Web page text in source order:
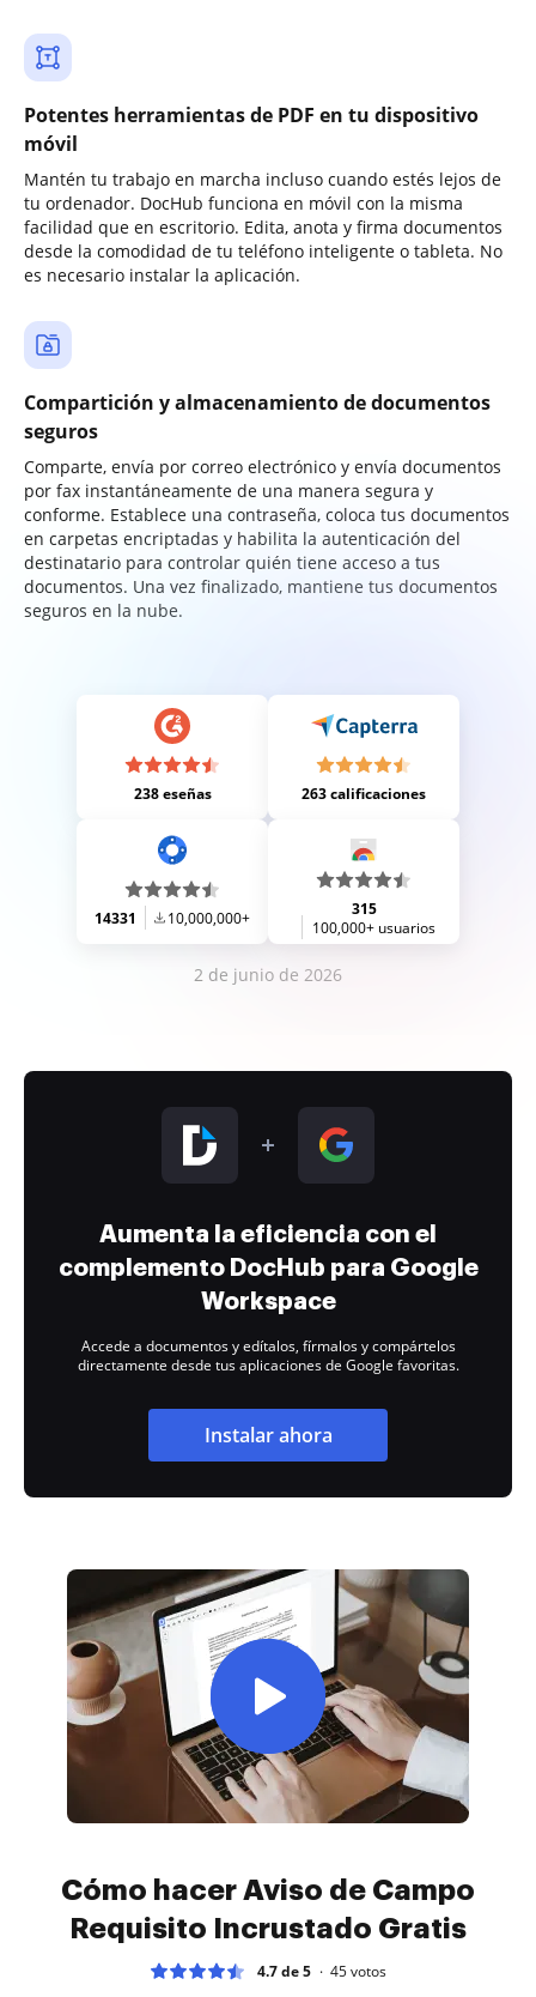
Potentes herramientas de PDF en tu dispositivo
móvil
Mantén tu trabajo en marcha incluso cuando estés lejos de
tu ordenador. DocHub funciona en móvil con la misma
facilidad que en escritorio. Edita, anota y firma documentos
desde la comodidad de tu teléfono inteligente o tableta. No
es necesario instalar la aplicación.
Compartición y almacenamiento de documentos
seguros
Comparte, envía por correo electrónico y envía documentos
por fax instantáneamente de una manera segura y
conforme. Establece una contraseña, coloca tus documentos
en carpetas encriptadas y habilita la autenticación del
destinatario para controlar quién tiene acceso a tus
documentos. Una vez finalizado, mantiene tus documentos
seguros en la nube.
238 eseñas 263 calificaciones
14331 10,000,000+
315
100,000+ usuarios
2 de junio de 2026
Aumenta la eficiencia con el
complemento DocHub para Google
Workspace
Accede a documentos y edítalos, fírmalos y compártelos
directamente desde tus aplicaciones de Google favoritas.
Instalar ahora
Cómo hacer Aviso de Campo
Requisito Incrustado Gratis
4.7 de 5 45votos